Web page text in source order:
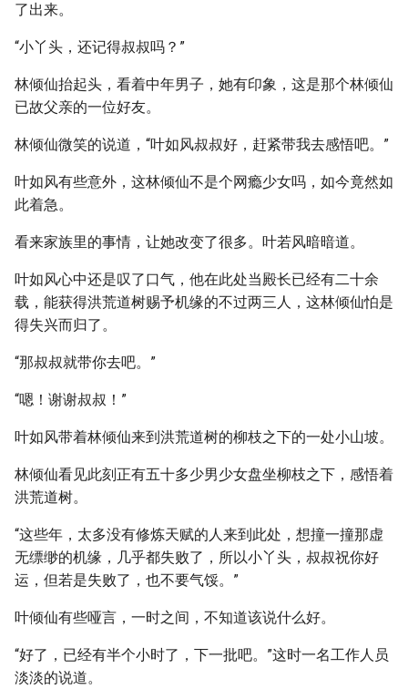
了出来。
“小丫头，还记得叔叔吗？”
林倾仙抬起头，看着中年男子，她有印象，这是那个林倾仙
已故父亲的一位好友。
林倾仙微笑的说道，“叶如风叔叔好，赶紧带我去感悟吧。”
叶如风有些意外，这林倾仙不是个网瘾少女吗，如今竟然如
此着急。
看来家族里的事情，让她改变了很多。叶若风暗暗道。
叶如风心中还是叹了口气，他在此处当殿长已经有二十余
载，能获得洪荒道树赐予机缘的不过两三人，这林倾仙怕是
得失兴而归了。
“那叔叔就带你去吧。”
“嗯！谢谢叔叔！”
叶如风带着林倾仙来到洪荒道树的柳枝之下的一处小山坡。
林倾仙看见此刻正有五十多少男少女盘坐柳枝之下，感悟着
洪荒道树。
“这些年，太多没有修炼天赋的人来到此处，想撞一撞那虚
无缥缈的机缘，几乎都失败了，所以小丫头，叔叔祝你好
运，但若是失败了，也不要气馁。”
叶倾仙有些哑言，一时之间，不知道该说什么好。
“好了，已经有半个小时了，下一批吧。”这时一名工作人员
淡淡的说道。